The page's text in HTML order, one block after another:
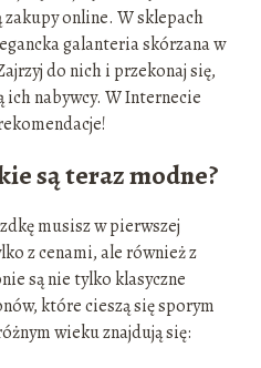
online. W sklepach
galanteria skórzana w
do nich i przekonaj się,
nabywcy. W Internecie
są teraz modne?
musisz w pierwszej
z cenami, ale również z
są nie tylko klasyczne
które cieszą się sporym
wieku znajdują się: